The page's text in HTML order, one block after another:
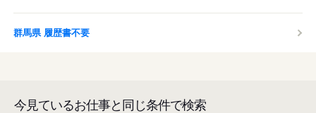
群馬県 履歴書不要
今見ているお仕事と同じ条件で検索